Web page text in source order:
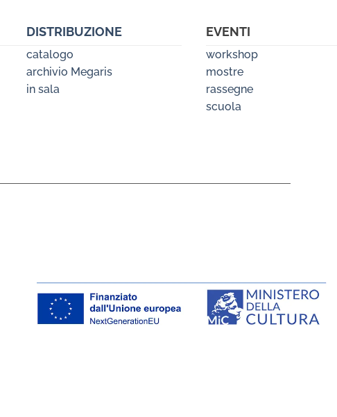
DISTRIBUZIONE
catalogo
archivio Megaris
in sala
EVENTI
workshop
mostre
rassegne
scuola